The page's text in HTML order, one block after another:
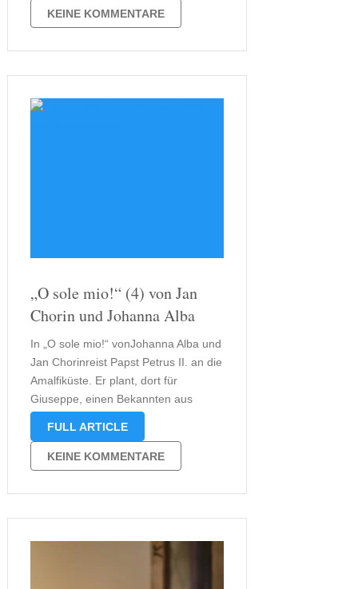
mit Kardinal Federicos Geburtstag
verbunden ist. Anlass genug für
Federico, auch in …
KEINE KOMMENTARE
„O sole mio!“ (4) von Jan
Chorin und Johanna Alba
In „O sole mio!“ vonJohanna Alba und
Jan Chorinreist Papst Petrus II. an die
Amalfiküste. Er plant, dort für
Giuseppe, einen Bekannten aus
Studientagen, als Gemeindepastor
einzuspringen. Sein Bekannter macht
währenddessen Urlaub im Vatikan
und wird von Schwester Immaculata,
FULL ARTICLE
KEINE KOMMENTARE